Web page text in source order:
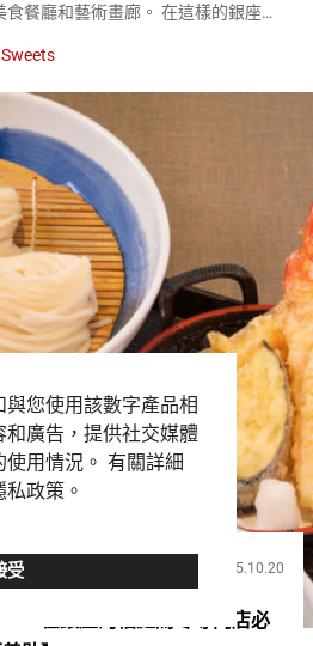
您使用該數字產品相
和廣告，提供社交媒體
用情況。 有關詳細
政策。
受
餐廳和藝術畫廊。 在這樣的銀座
d...
Sweets
2025.10.20
？ 在銀座的稻庭烏冬專門店必